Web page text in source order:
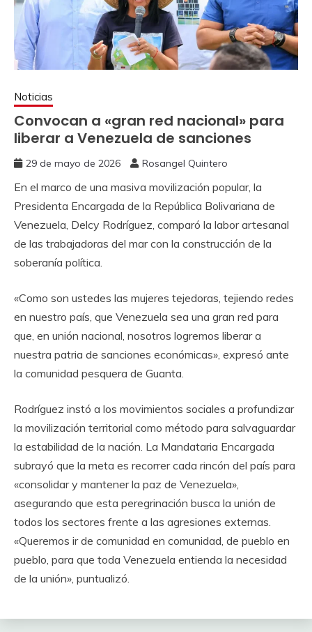
Noticias
Convocan a «gran red nacional» para
liberar a Venezuela de sanciones
29 de mayo de 2026 Rosangel Quintero
En el marco de una masiva movilización popular, la
Presidenta Encargada de la República Bolivariana de
Venezuela, Delcy Rodríguez, comparó la labor artesanal
de las trabajadoras del mar con la construcción de la
soberanía política.
«Como son ustedes las mujeres tejedoras, tejiendo redes
en nuestro país, que Venezuela sea una gran red para
que, en unión nacional, nosotros logremos liberar a
nuestra patria de sanciones económicas», expresó ante
la comunidad pesquera de Guanta.
Rodríguez instó a los movimientos sociales a profundizar
la movilización territorial como método para salvaguardar
la estabilidad de la nación. La Mandataria Encargada
subrayó que la meta es recorrer cada rincón del país para
«consolidar y mantener la paz de Venezuela»,
asegurando que esta peregrinación busca la unión de
todos los sectores frente a las agresiones externas.
«Queremos ir de comunidad en comunidad, de pueblo en
pueblo, para que toda Venezuela entienda la necesidad
de la unión», puntualizó.